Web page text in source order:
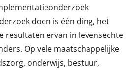
doen is één ding, het
resultaten ervan in levensechte
Op vele maatschappelijke
onderwijs, bestuur,